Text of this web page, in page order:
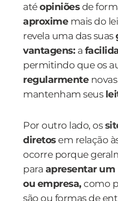
atéopiniões de
aproxime mais do
revela uma das suas
vantagens:a
permitindo que os
regularmente
mantenham seus
Por outro lado, os
diretos em relação
ocorre porque
para apresentar um
ou empresa, como
são ou formas de